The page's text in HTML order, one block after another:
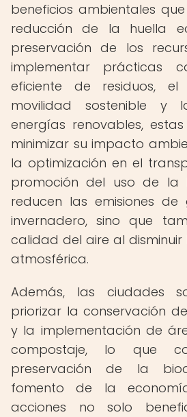
beneficios ambientales
reducción de la huella
preservación de los
implementar prácticas
eficiente de residuos,
movilidad sostenible y
energías renovables,
minimizar su impacto
la optimización en el
promoción del uso de la
reducen las emisiones
invernadero, sino que
calidad del aire al
atmosférica.
Además, las ciudades
priorizar la conservación
y la implementación de
compostaje, lo que
preservación de la
fomento de la
acciones no solo